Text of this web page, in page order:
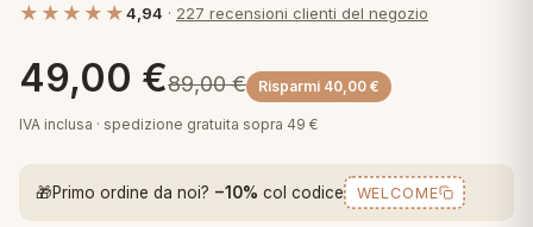
arredo
per cuscini
Step
in fibra
in piuma
Tappeti Cartoons
Trapuntini Cartoons
★★★★★4,94 · 227 recensioni clienti del negozio
49,00 €89,00€ Risparmi 40,00 €
IVA inclusa · spedizione gratuita sopra 49 €
🎁Primo ordine da noi? −10% col codice WELCOME